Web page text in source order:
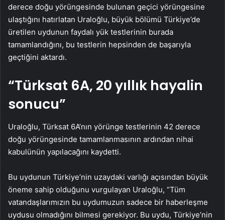
derece doğu yörüngesinde bulunan geçici yörüngesine
ulaştığını hatırlatan Uraloğlu, büyük bölümü Türkiye’de
üretilen uydunun faydalı yük testlerinin burada
tamamlandığını, bu testlerin hepsinden de başarıyla
geçtiğini aktardı.
“Türksat 6A, 20 yıllık hayalin
sonucu”
Uraloğlu, Türksat 6A’nın yörünge testlerinin 42 derece
doğu yörüngesinde tamamlanmasının ardından nihai
kabulünün yapılacağını kaydetti.
Bu uydunun Türkiye’nin uzaydaki varlığı açısından büyük
öneme sahip olduğunu vurgulayan Uraloğlu, “Tüm
vatandaşlarımızın bu uydumuzun sadece bir haberleşme
uydusu olmadığını bilmesi gerekiyor. Bu uydu, Türkiye’nin